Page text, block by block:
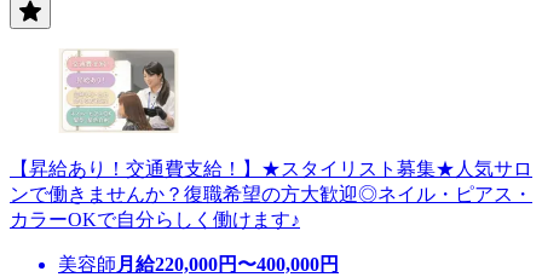
【昇給あり！交通費支給！】★スタイリスト募集★人気サロ
ンで働きませんか？復職希望の方大歓迎◎ネイル・ピアス・
カラーOKで自分らしく働けます♪
美容師 月給220,000円〜400,000円